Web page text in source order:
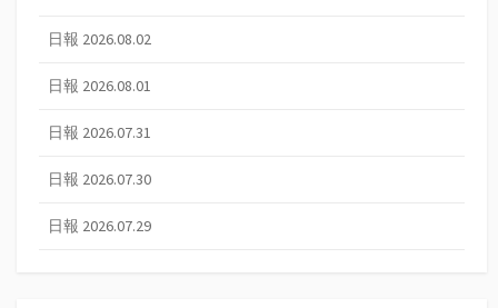
日報 2026.08.02
日報 2026.08.01
日報 2026.07.31
日報 2026.07.30
日報 2026.07.29